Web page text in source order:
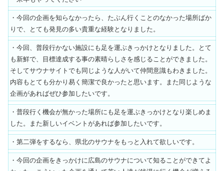
・今回の企画を知らなかったら、たぶん行くことのなかった場所ばか
りで、とても発見の多い貴重な経験となりました。
・今回、普段行かない施設にも足を運ぶきっかけとなりました。とて
も新鮮で、目標達成する事の素晴らしさを感じることができました。
そしてサウナサイトでも同じような人がいて仲間意識もわきました。
内容もとても分かり易く簡潔で良かったと思います。また同じような
企画があればぜひ参加したいです。
・普段行く機会が無かった場所にも足を運ぶきっかけとなり楽しめま
した。また新しいイベントがあれば参加したいです。
・第二弾をするなら、県北のサウナをもっと入れて欲しいです。
・今回の企画をきっかけに広島のサウナについて知ることができてよ